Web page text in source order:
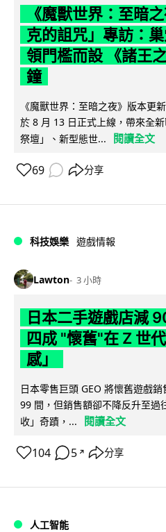
《魔獸世界：至暗
克的詛咒」專訪：
領門檻而設 《諸王
鐘
《魔獸世界：至暗之夜》版本更
於 8 月 13 日正式上線，帶來全
祭壇」、新型態世...
閱讀全文
69 分享
科技娛樂 遊戲情報
Lawton 3 小時
日本二手遊戲店減
四成 "懷舊"在 Z 世
感」
日本零售巨頭 GEO 將懷舊遊戲
99 間，但銷售額卻不降反升至過
收」奇蹟，...
閱讀全文
104 5 ↗ 分享
人工智能